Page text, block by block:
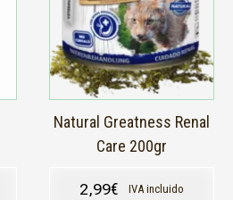
Natural Greatness Renal
Care 200gr
2,99€ IVA incluido